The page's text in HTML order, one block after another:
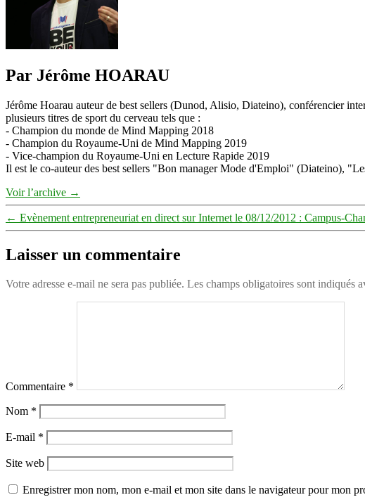
Par Jérôme HOARAU
Jérôme Hoarau auteur de best sellers (Dunod, Alisio, Diateino), conférencier
plusieurs titres de sport du cerveau tels que :
- Champion du monde de Mind Mapping 2018
- Champion du Royaume-Uni de Mind Mapping 2019
- Vice-champion du Royaume-Uni en Lecture Rapide 2019
Il est le co-auteur des best sellers "Bon manager Mode d'Emploi" (Diateino),
Voir l’archive →
← Evènement entrepreneuriat en direct sur Internet le 08/12/2012 : Campus-
Laisser un commentaire
Votre adresse e-mail ne sera pas publiée. Les champs obligatoires sont indiqués
Commentaire *
Nom *
E-mail *
Site web
Enregistrer mon nom, mon e-mail et mon site dans le navigateur pour mon